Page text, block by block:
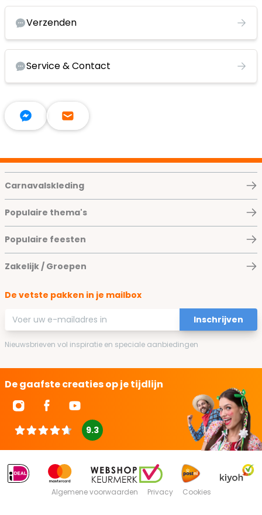
Verzenden
Service & Contact
Carnavalskleding
Populaire thema's
Populaire feesten
Zakelijk / Groepen
De vetste pakken in je mailbox
E-mailadres
Inschrijven
Nieuwsbrieven vol inspiratie en speciale aanbiedingen
De gaafste creaties op je tijdlijn
9.3
Algemene voorwaarden Privacy Cookies